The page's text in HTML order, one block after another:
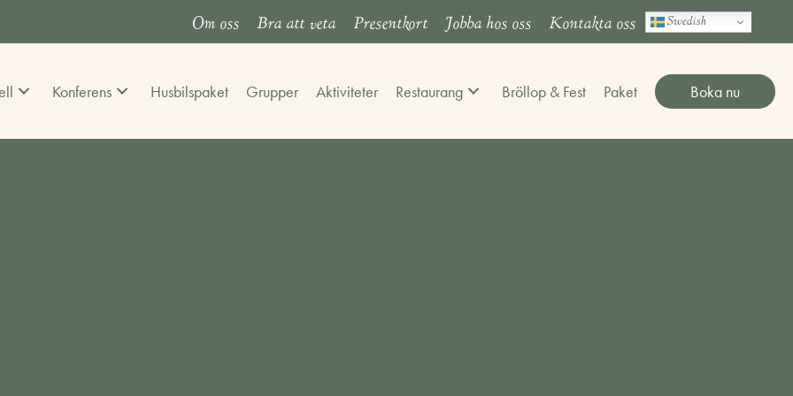
Om oss Bra att veta Presentkort Jobba hos oss Kontakta oss Swedish
Konferens Husbilspaket Grupper Aktiviteter Restaurang Bröllop & Fest Paket Boka nu